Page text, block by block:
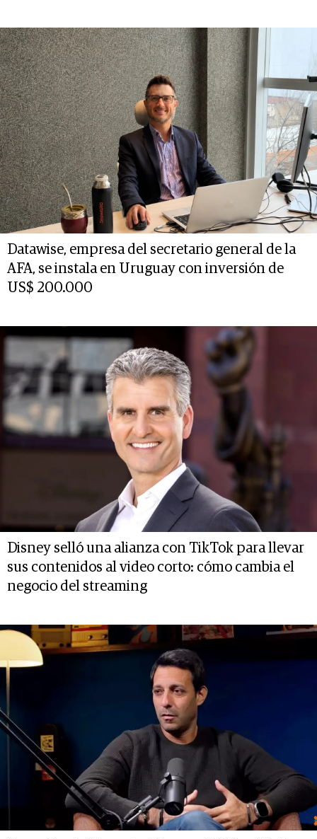
Datawise, empresa del secretario general de la
AFA, se instala en Uruguay con inversión de
US$ 200.000
Disney selló una alianza con TikTok para llevar
sus contenidos al video corto: cómo cambia el
negocio del streaming